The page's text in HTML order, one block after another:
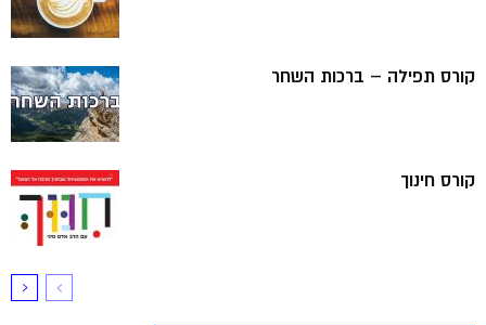
קורס תפילה – ברכות השחר
קורס חינוך